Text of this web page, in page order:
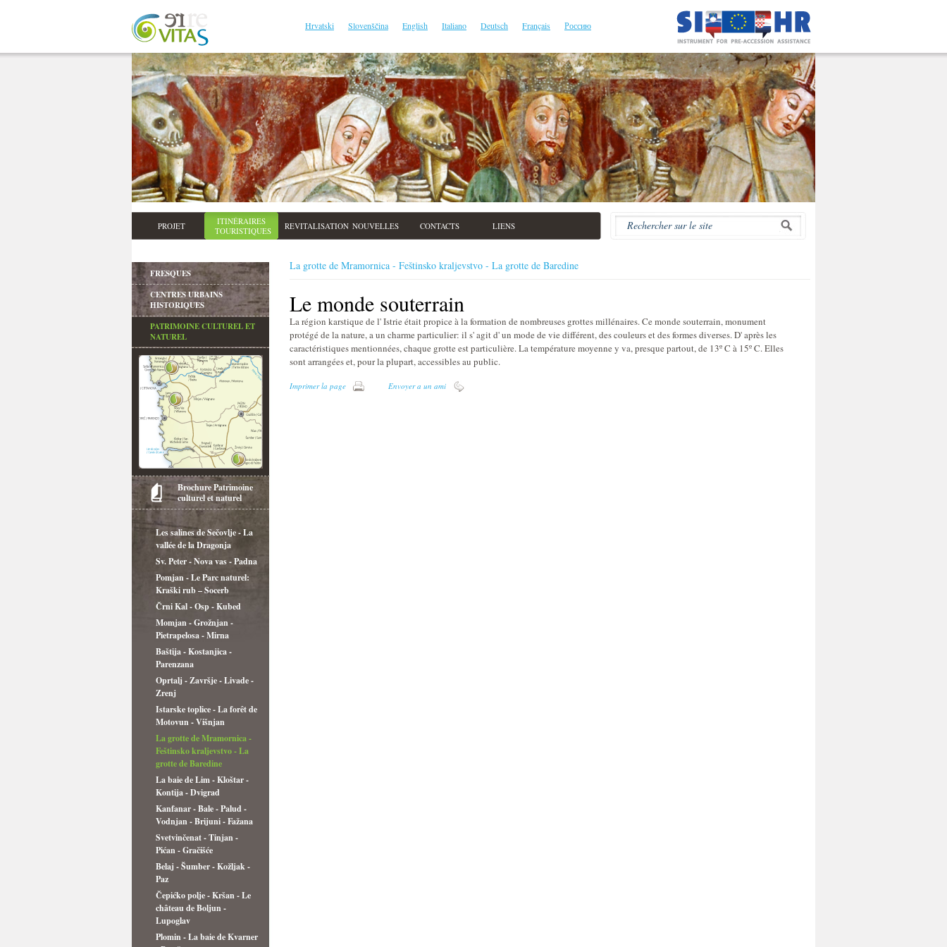
Hrvatski Slovenščina English Italiano Deutsch Français Россию
PROJET
ITINÉRAIRES
TOURISTIQUES
REVITALISATION NOUVELLES CONTACTS LIENS
FRESQUES
CENTRES URBAINS
HISTORIQUES
PATRIMOINE CULTUREL ET
NATUREL
Brochure Patrimoine
culturel et naturel
Les salines de Sečovlje - La
vallée de la Dragonja
Sv. Peter - Nova vas - Padna
Pomjan - Le Parc naturel:
Kraški rub – Socerb
Črni Kal - Osp - Kubed
Momjan - Grožnjan -
Pietrapelosa - Mirna
Baštija - Kostanjica -
Parenzana
Oprtalj - Završje - Livade -
Zrenj
Istarske toplice - La forêt de
Motovun - Višnjan
La grotte de Mramornica -
Feštinsko kraljevstvo - La
grotte de Baredine
La baie de Lim - Kloštar -
Kontija - Dvigrad
Kanfanar - Bale - Palud -
Vodnjan - Brijuni - Fažana
Svetvinčenat - Tinjan -
Pićan - Gračišće
Belaj - Šumber - Kožljak -
Paz
Čepićko polje - Kršan - Le
château de Boljun -
Lupoglav
Plomin - La baie de Kvarner
La grotte de Mramornica - Feštinsko kraljevstvo - La grotte de Baredine
Le monde souterrain
La région karstique de l' Istrie était propice à la formation de nombreuses grottes millénaires. Ce monde souterrain, monument
protégé de la nature, a un charme particulier: il s' agit d' un mode de vie différent, des couleurs et des formes diverses. D' après les
caractéristiques mentionnées, chaque grotte est particulière. La température moyenne y va, presque partout, de 13º C à 15º C. Elles
sont arrangées et, pour la plupart, accessibles au public.
Imprimer la page Envoyer a un ami